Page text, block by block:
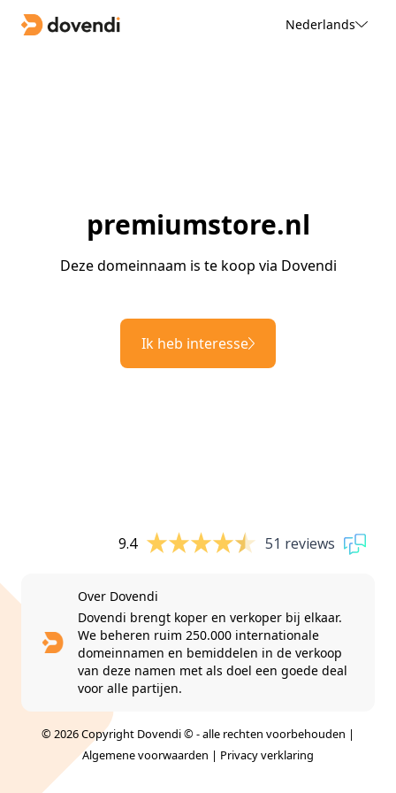
Nederlands
premiumstore.nl
Deze domeinnaam is te koop via Dovendi
Ik heb interesse
9.4 51 reviews
Over Dovendi
Dovendi brengt koper en verkoper bij elkaar.
We beheren ruim 250.000 internationale
domeinnamen en bemiddelen in de verkoop
van deze namen met als doel een goede deal
voor alle partijen.
© 2026 Copyright Dovendi © - alle rechten voorbehouden |
Algemene voorwaarden | Privacy verklaring